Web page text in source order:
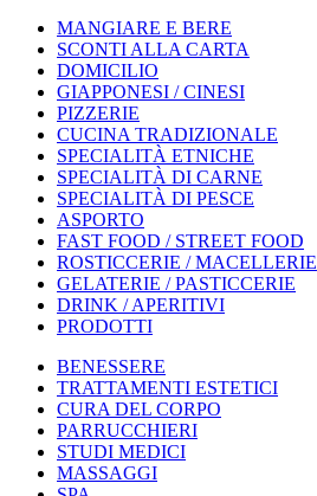
MANGIARE E BERE
SCONTI ALLA CARTA
DOMICILIO
GIAPPONESI / CINESI
PIZZERIE
CUCINA TRADIZIONALE
SPECIALITÀ ETNICHE
SPECIALITÀ DI CARNE
SPECIALITÀ DI PESCE
ASPORTO
FAST FOOD / STREET FOOD
ROSTICCERIE / MACELLERIE
GELATERIE / PASTICCERIE
DRINK / APERITIVI
PRODOTTI
BENESSERE
TRATTAMENTI ESTETICI
CURA DEL CORPO
PARRUCCHIERI
STUDI MEDICI
MASSAGGI